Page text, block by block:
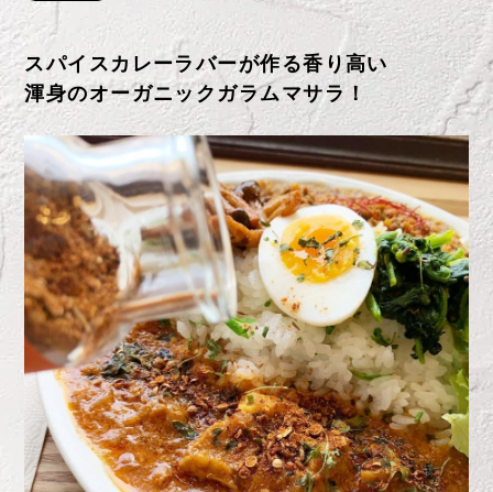
製造ナンバーがNo.1。スパイスカレー研究所ですから、ス
パイスカレーがもっと美味しく味わえる「ガラムマサラ」
の開発が急務です。そんな思いが強ければ強いほど数ある
スパイス変数の沼の中でもがいてスパイス漬けとなる